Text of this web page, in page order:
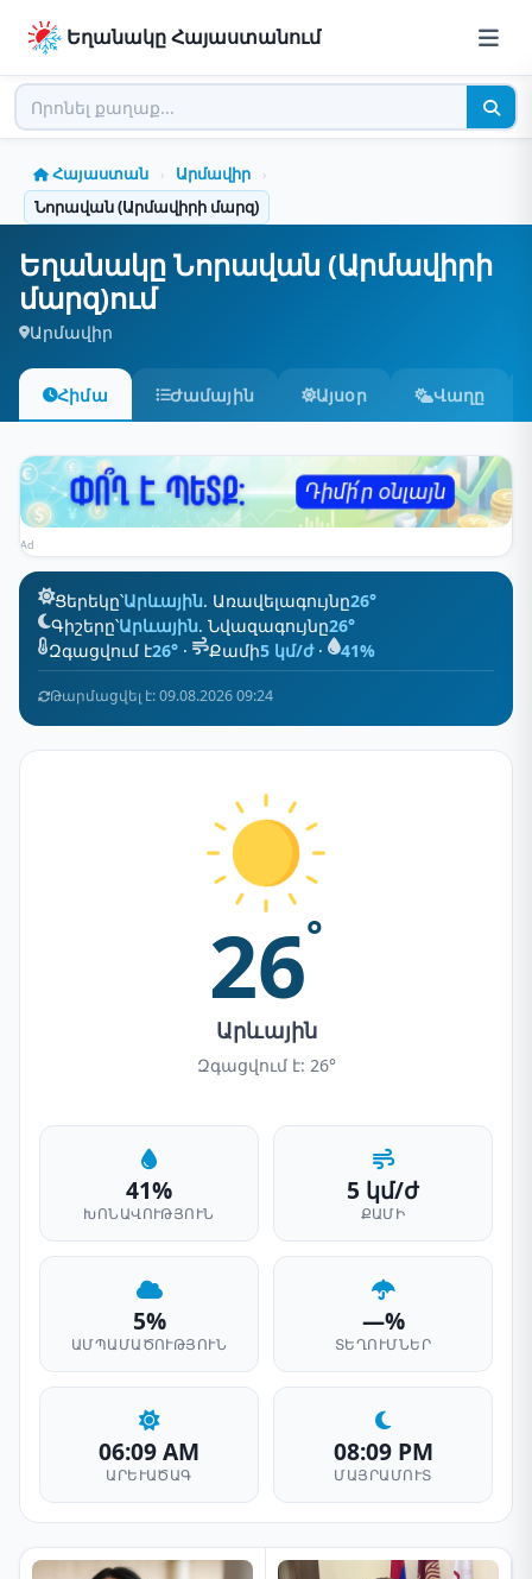
Եղանակը Հայաստանում
Հայաստան › Արմավիր ›
Նորավան (Արմավիրի մարզ)
Եղանակը Նորավան (Արմավիրի
մարզ)ում
Արմավիր
Հիմա Ժամային Այսօր Վաղը
Ad
Ցերեկը՝Արևային. Առավելագույնը26°
Գիշերը՝Արևային. Նվազագույնը26°
Զգացվում է26° · Քամի5 կմ/ժ· 41%
Թարմացվել է: 09.08.2026 09:24
26°
Արևային
Զգացվում է: 26°
41%
ԽՈՆԱՎՈՒԹՅՈՒՆ
5 կմ/ժ
ՔԱՄԻ
5%
ԱՄՊԱՄԱԾՈՒԹՅՈՒՆ
—%
ՏԵՂՈՒՄՆԵՐ
06:09 AM
ԱՐԵՒԱԾԱԳ
08:09 PM
ՄԱՅՐԱՄՈՒՏ